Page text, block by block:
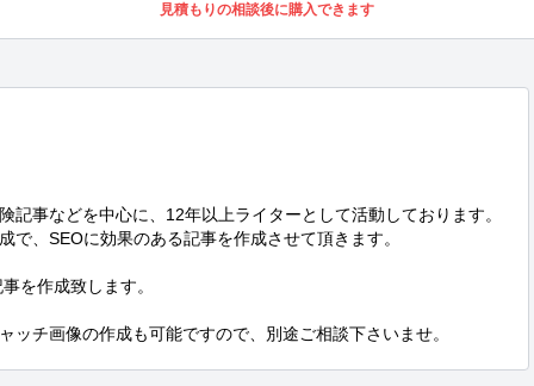
見積もりの相談後に購入できます
記事などを中心に、12年以上ライターとして活動しております。
で、SEOに効果のある記事を作成させて頂きます。
を作成致します。
ッチ画像の作成も可能ですので、別途ご相談下さいませ。